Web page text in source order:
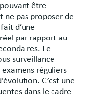
être
ne pas proposer de
d’une
par rapport au
Le
surveillance
réguliers
C’est une
dans le cadre